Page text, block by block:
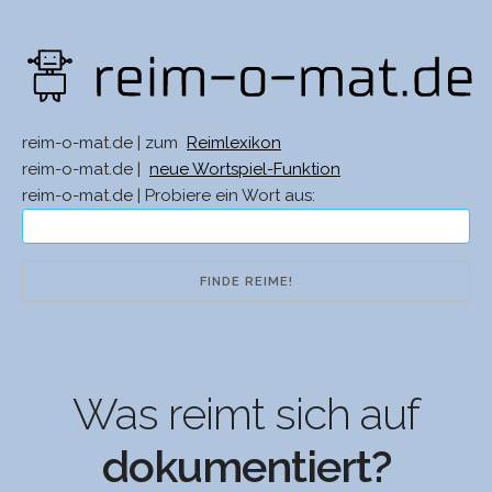
reim-o-mat.de | zum
Reimlexikon
reim-o-mat.de |
neue Wortspiel-Funktion
reim-o-mat.de | Probiere ein Wort aus:
Was reimt sich auf
dokumentiert?